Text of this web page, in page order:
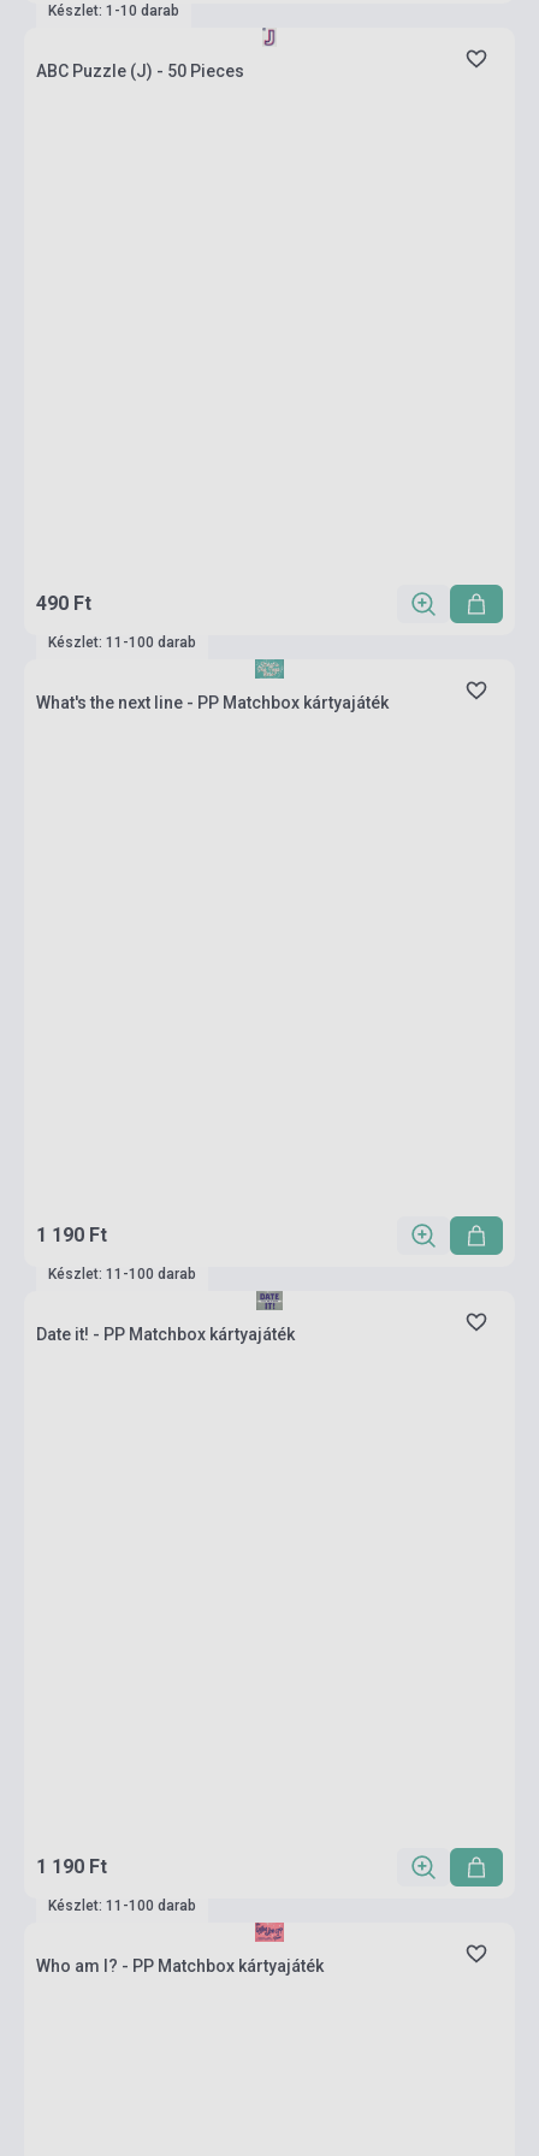
Készlet: 1-10 darab
ABC Puzzle (J) - 50 Pieces
490 Ft
Készlet: 11-100 darab
What's the next line - PP Matchbox kártyajáték
1 190 Ft
Készlet: 11-100 darab
Date it! - PP Matchbox kártyajáték
1 190 Ft
Készlet: 11-100 darab
Who am I? - PP Matchbox kártyajáték